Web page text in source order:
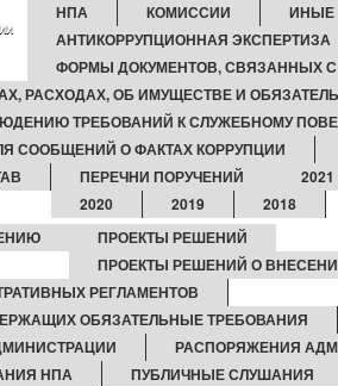
НПА КОМИССИИ
ИНЫЕ
АНТИКОРРУПЦИОННАЯ ЭКСПЕРТИЗА
ФОРМЫ ДОКУМЕНТОВ, СВЯЗАННЫХ
РАСХОДАХ, ОБ ИМУЩЕСТВЕ И
ТРЕБОВАНИЙ К СЛУЖЕБНОМУ
СООБЩЕНИЙ О ФАКТАХ КОРРУПЦИИ
ПЕРЕЧНИ ПОРУЧЕНИЙ
2021
2020
2019
2018
ПРОЕКТЫ РЕШЕНИЙ
ПРОЕКТЫ РЕШЕНИЙ О
РЕГЛАМЕНТОВ
ОБЯЗАТЕЛЬНЫЕ ТРЕБОВАНИЯ
РАСПОРЯЖЕНИЯ
НПА
ПУБЛИЧНЫЕ СЛУШАНИЯ